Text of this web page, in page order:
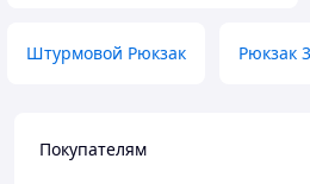
Штурмовой Рюкзак Рюкзак
Покупателям